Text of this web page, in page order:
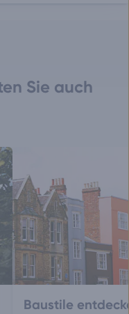
Sie auch
Baustile